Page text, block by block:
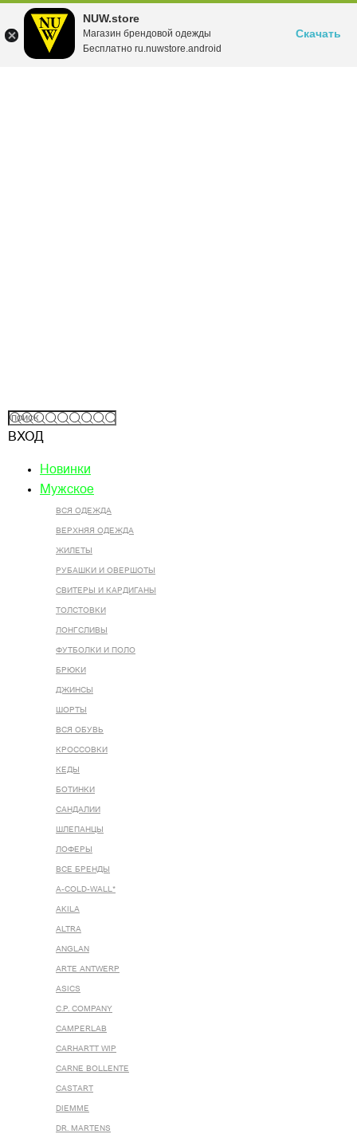
NUW.store
Магазин брендовой одежды
Бесплатно ru.nuwstore.android
Скачать
ВХОД
Новинки
Мужское
ВСЯ ОДЕЖДА
ВЕРХНЯЯ ОДЕЖДА
ЖИЛЕТЫ
РУБАШКИ И ОВЕРШОТЫ
СВИТЕРЫ И КАРДИГАНЫ
ТОЛСТОВКИ
ЛОНГСЛИВЫ
ФУТБОЛКИ И ПОЛО
БРЮКИ
ДЖИНСЫ
ШОРТЫ
ВСЯ ОБУВЬ
КРОССОВКИ
КЕДЫ
БОТИНКИ
САНДАЛИИ
ШЛЕПАНЦЫ
ЛОФЕРЫ
ВСЕ БРЕНДЫ
A-COLD-WALL*
AKILA
ALTRA
ANGLAN
ARTE ANTWERP
ASICS
C.P. COMPANY
CAMPERLAB
CARHARTT WIP
CARNE BOLLENTE
CASTART
DIEMME
DR. MARTENS